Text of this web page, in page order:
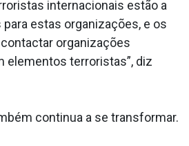
internacionais estão a
estas organizações, e os
organizações
elementos terroristas”, diz
continua a se transformar.